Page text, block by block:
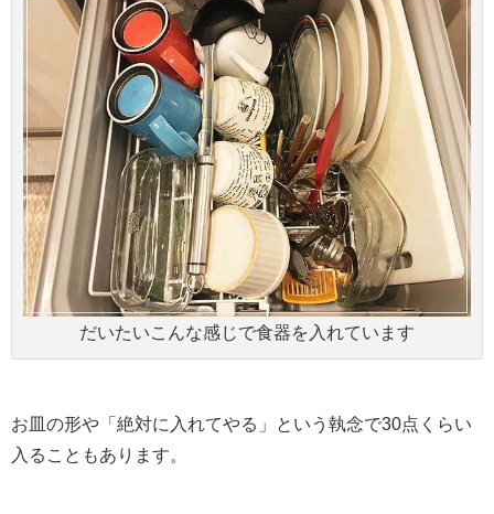
だいたいこんな感じで食器を入れています
お皿の形や「絶対に入れてやる」という執念で30点くらい
入ることもあります。